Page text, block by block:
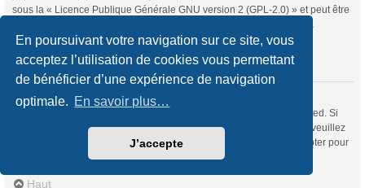
En poursuivant votre navigation sur ce site, vous
acceptez l’utilisation de cookies vous permettant
de bénéficier d’une expérience de navigation
optimale. En savoir plus…
J’accepte
sous la « Licence Publique Générale GNU version 2 (GPL-2.0) » et peut être
rubrique «À propos de phpBB» (en anglais).
Haut
Pourquoi la fonctionnalité X n’est pas disponible ?
Ce programme a été développé et mis sous licence par phpBB Limited. Si
vous souhaitez proposer l’intégration d’une nouvelle fonctionnalité, veuillez
notre centre d’idées(en anglais) où vous pourrez voter pour
les idées soumises par d’autres utilisateurs et suggérer les vôtres.
Haut